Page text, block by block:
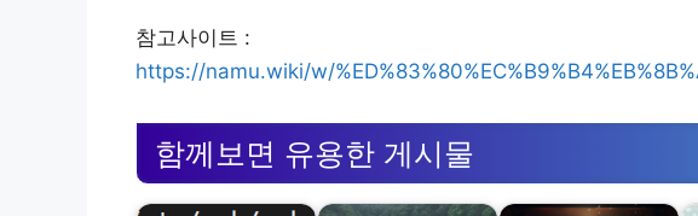
참고사이트 :
https://namu.wiki/w/
함께보면 유용한 게시물